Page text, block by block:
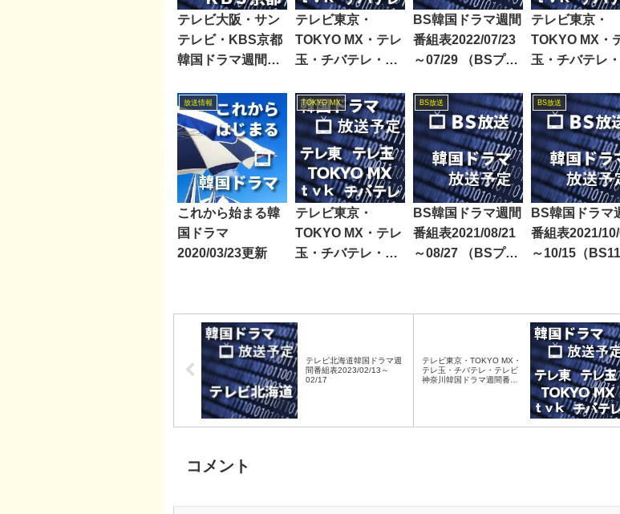
テレビ大阪・サン
テレビ・KBS京都
韓国ドラマ週間番
02/13
テレビ東京・
TOKYO MX・テレ
玉・チバテレ・テ
ラマ週間番組表
2019/11/23～11/29
BS韓国ドラマ週間
番組表2022/07/23
～07/29 （BSプレ
レ・BS朝日・BS-
TBS・BSテレ東・
BSフジ）
テレビ東京・
TOKYO MX・
玉・チバテレ
ラマ週間番組表
2022/11/19～
放送情報
これから始まる韓
国ドラマ
2020/03/23更新
TOKYO MX
テレビ東京・
TOKYO MX・テレ
玉・チバテレ・テ
2024/06/15～06/21
BS放送
BS韓国ドラマ週間
番組表2021/08/21
～08/27 （BSプレ
TBS・BSテレ東・
BS放送
BS韓国ドラマ
番組表2021/
～10/15（
テレビ北海道韓国ドラマ週
間番組表2023/02/13～
02/17
テレビ東京・TOKYO MX・
テレ玉・チバテレ・テレビ
神奈川韓国ドラマ週間番組
コメント